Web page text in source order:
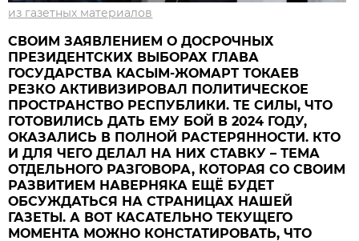
из газетных материалов
СВОИМ ЗАЯВЛЕНИЕМ О ДОСРОЧНЫХ
ПРЕЗИДЕНТСКИХ ВЫБОРАХ ГЛАВА
ГОСУДАРСТВА КАСЫМ-ЖОМАРТ ТОКАЕВ
РЕЗКО АКТИВИЗИРОВАЛ ПОЛИТИЧЕСКОЕ
ПРОСТРАНСТВО РЕСПУБЛИКИ. ТЕ СИЛЫ, ЧТО
ГОТОВИЛИСЬ ДАТЬ ЕМУ БОЙ В 2024 ГОДУ,
ОКАЗАЛИСЬ В ПОЛНОЙ РАСТЕРЯННОСТИ. КТО
И ДЛЯ ЧЕГО ДЕЛАЛ НА НИХ СТАВКУ – ТЕМА
ОТДЕЛЬНОГО РАЗГОВОРА, КОТОРАЯ СО СВОИМ
РАЗВИТИЕМ НАВЕРНЯКА ЕЩЁ БУДЕТ
ОБСУЖДАТЬСЯ НА СТРАНИЦАХ НАШЕЙ
ГАЗЕТЫ. А ВОТ КАСАТЕЛЬНО ТЕКУЩЕГО
МОМЕНТА МОЖНО КОНСТАТИРОВАТЬ, ЧТО